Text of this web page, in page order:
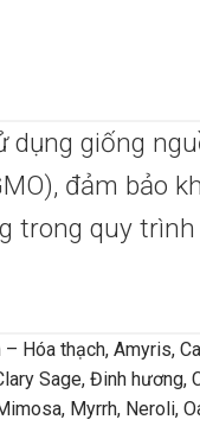
dụng giống
đảm bảo
trong quy
Hóa thạch, Amyris,
Sage, Đinh
Myrrh, Neroli,